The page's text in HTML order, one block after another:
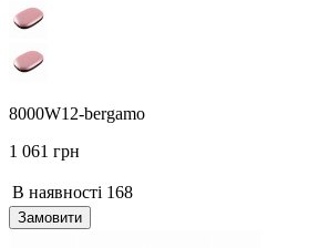
8000W12-bergamo
1 061 грн
В наявності 168
Замовити